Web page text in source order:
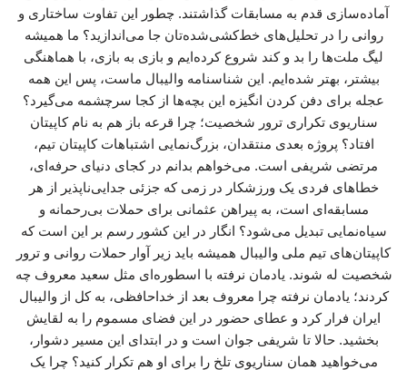
آماده‌سازی قدم به مسابقات گذاشتند. چطور این تفاوت ساختاری و
روانی را در تحلیل‌های خط‌کشی‌شده‌تان جا می‌اندازید؟ ما همیشه
لیگ ملت‌ها را بد و کند شروع کرده‌ایم و بازی به بازی، با هماهنگی
بیشتر، بهتر شده‌ایم. این شناسنامه والیبال ماست، پس این همه
عجله برای دفن کردن انگیزه این بچه‌ها از کجا سرچشمه می‌گیرد؟
سناریوی تکراری ترور شخصیت؛ چرا قرعه باز هم به نام کاپیتان
افتاد؟ پروژه بعدی منتقدان، بزرگ‌نمایی اشتباهات کاپیتان تیم،
مرتضی شریفی است. می‌خواهم بدانم در کجای دنیای حرفه‌ای،
خطاهای فردی یک ورزشکار در زمی که جزئی جدایی‌ناپذیر از هر
مسابقه‌ای است، به پیراهن عثمانی برای حملات بی‌رحمانه و
سیاه‌نمایی تبدیل می‌شود؟ انگار در این کشور رسم بر این است که
کاپیتان‌های تیم ملی والیبال همیشه باید زیر آوار حملات روانی و ترور
شخصیت له شوند. یادمان نرفته با اسطوره‌ای مثل سعید معروف چه
کردند؛ یادمان نرفته چرا معروف بعد از خداحافظی، به کل از والیبال
ایران فرار کرد و عطای حضور در این فضای مسموم را به لقایش
بخشید. حالا تا شریفی جوان است و در ابتدای این مسیر دشوار،
می‌خواهید همان سناریوی تلخ را برای او هم تکرار کنید؟ چرا یک